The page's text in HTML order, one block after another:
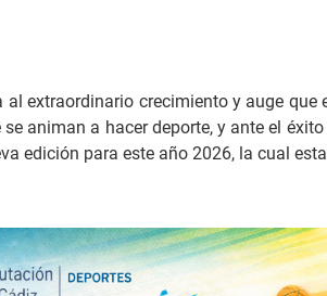
extraordinario crecimiento y auge
animan a hacer deporte, y ante el
edición para este año 2026, la cual